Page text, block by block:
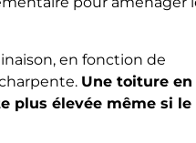
en fonction de
Une toiture en
plus élevée même si le